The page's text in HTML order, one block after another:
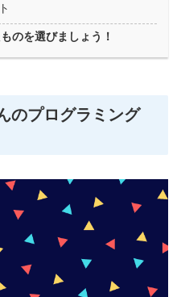
のを選びましょう！
のプログラミング